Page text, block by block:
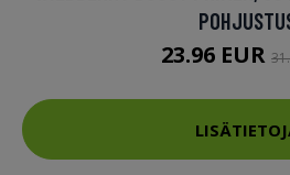
23.96 EUR